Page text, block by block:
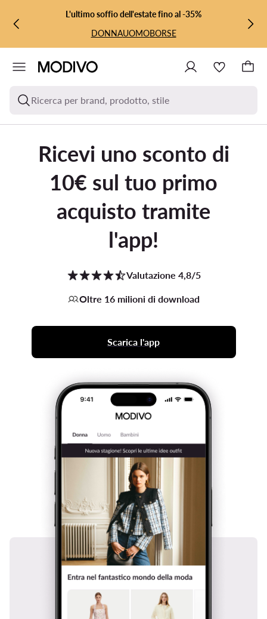
VAI AL CONTENUTO PRINCIPALE
VAI ALLA RICERCAL'ultimo soffio dell'estate fino al -35%
DONNAUOMOBORSE
Ricerca per brand, prodotto, stile
Ricevi uno sconto di
10€ sul tuo primo
acquisto tramite
l'app!
Valutazione 4,8/5
Oltre 16 milioni di download
Scarica l'app